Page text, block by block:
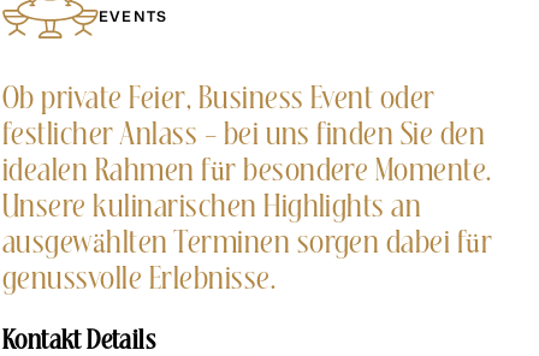
EVENTS
Ob private Feier, Business Event oder
festlicher Anlass – bei uns finden Sie den
idealen Rahmen für besondere Momente.
Unsere kulinarischen Highlights an
ausgewählten Terminen sorgen dabei für
genussvolle Erlebnisse.
Kontakt Details